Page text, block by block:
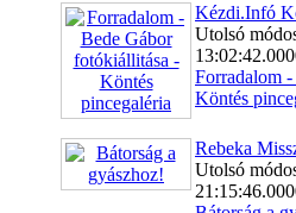
Kézdi.Infó
Utolsó
Forradalom
Köntés
Rebeka
Utolsó